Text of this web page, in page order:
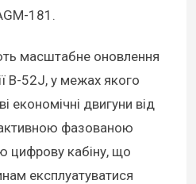
181.
масштабне оновлення
B-52J, у межах якого
економічні двигуни від
фазованою
цифрову кабіну, що
експлуатуватися